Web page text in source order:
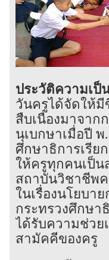
ประวัติความเป็
วันครูได้จัดให้มี
สืบเนื่องมาจาก
นุเบกษาเมื่อปี พ
ศึกษาธิการเรีย
ให้ครูทุกคนเป็น
สถาบันวิชาชีพ
ในเรื่องนโยบา
กระทรวงศึกษา
ได้รับความช่วย
สามัคคีของครู